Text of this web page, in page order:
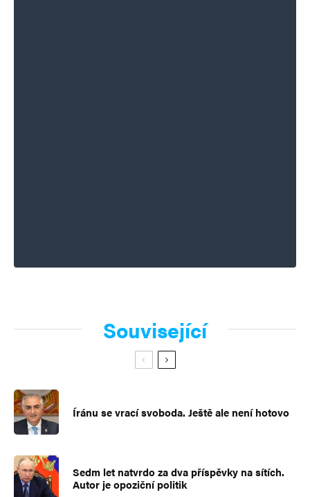
Související
Íránu se vrací svoboda. Ještě ale není hotovo
Sedm let natvrdo za dva příspěvky na sítích.
Autor je opoziční politik